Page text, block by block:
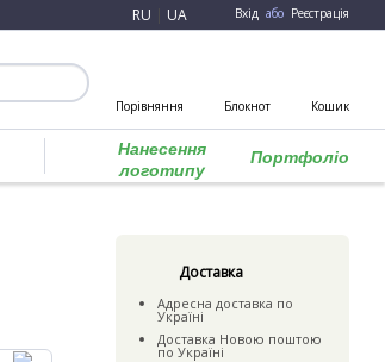
RU UA Вхід або Реєстрація
Порівняння Блокнот Кошик
Нанесення
логотипу
Портфоліо
Доставка
Адресна доставка по
Україні
Доставка Новою поштою
по Україні